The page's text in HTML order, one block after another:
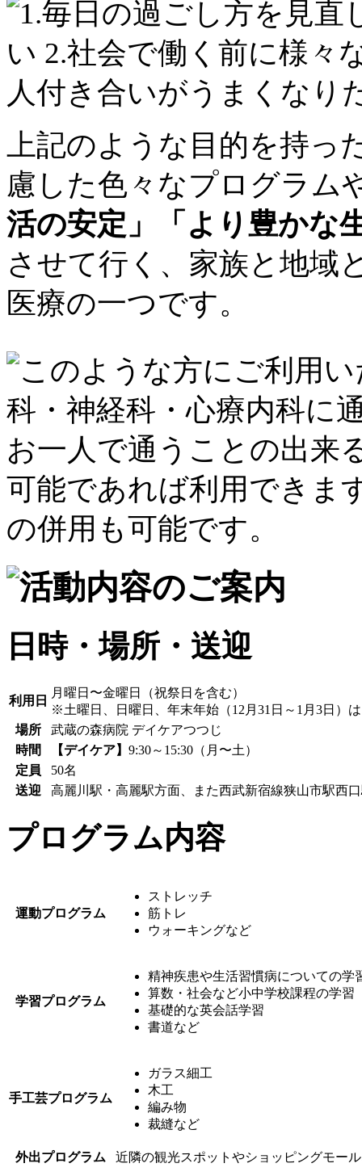
上記のような目的を持っ
慮した色々なプログラム
活の安定」「より豊かな
させて行く、家族と地域
医療の一つです。
日時・場所・送迎
利用日
月曜日〜金曜日（祝祭日を含む）
※土曜日、日曜日、年末年始（12月31日～1月3日）
場所
武蔵の森病院 デイケアつつじ
時間
【デイケア】 9:30～15:30（月〜土）
定員
50名
送迎
高麗川駅・高麗駅方面、また西武新宿線狭山市駅西
プログラム内容
運動プログラム
ストレッチ
筋トレ
ウォーキングなど
学習プログラム
精神疾患や生活習慣病についての学
算数・社会など小中学校課程の学習
基礎的な英会話学習
書道など
手工芸プログラム
ガラス細工
木工
編み物
裁縫など
外出プログラム 近隣の観光スポットやショッピングモー